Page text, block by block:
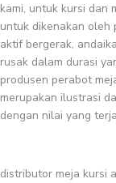
kami, untuk kursi dan
untuk dikenakan oleh
aktif bergerak,
rusak dalam durasi
produsen perabot
merupakan ilustrasi
dengan nilai yang
distributor meja kursi